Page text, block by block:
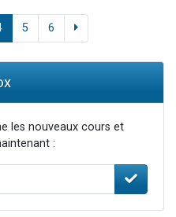
5 6
les nouveaux cours et
: